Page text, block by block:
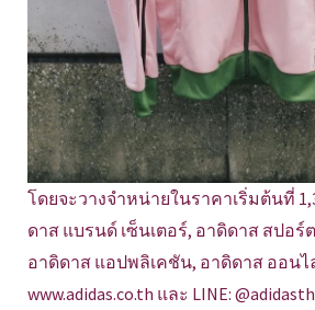
โดยจะวางจำหน่ายในราคาเริ่มต้นที่
ดาส แบรนด์ เซ็นเตอร์, อาดิดาส สปอ
อาดิดาส แอปพลิเคชัน, อาดิดาส ออนไ
www.adidas.co.th และ LINE: